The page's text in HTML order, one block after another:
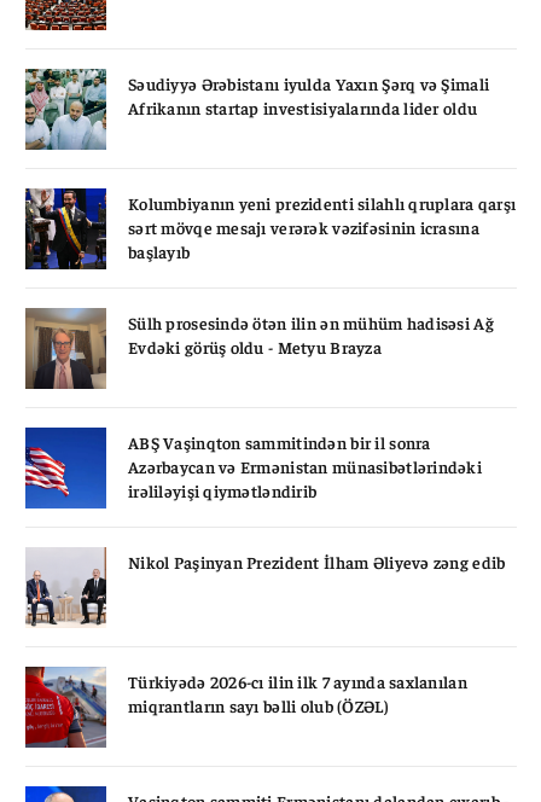
Səudiyyə Ərəbistanı iyulda Yaxın Şərq və Şimali
Afrikanın startap investisiyalarında lider oldu
Kolumbiyanın yeni prezidenti silahlı qruplara qarşı
sərt mövqe mesajı verərək vəzifəsinin icrasına
başlayıb
Sülh prosesində ötən ilin ən mühüm hadisəsi Ağ
Evdəki görüş oldu - Metyu Brayza
ABŞ Vaşinqton sammitindən bir il sonra
Azərbaycan və Ermənistan münasibətlərindəki
irəliləyişi qiymətləndirib
Nikol Paşinyan Prezident İlham Əliyevə zəng edib
Türkiyədə 2026-cı ilin ilk 7 ayında saxlanılan
miqrantların sayı bəlli olub (ÖZƏL)